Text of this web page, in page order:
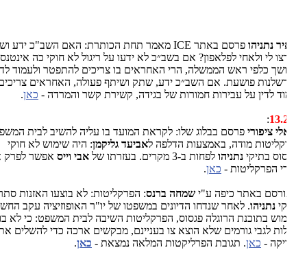
נתניהופרסם באתרICE מאמר תחת הכותרת: האם השב"כ ידע ושתק
לי ולאחי לפלאפון? אם בשב״כ לא ידעו על ריגול לא חוקי כה אינטנסיבי
כלפי ראש הממשלה, הרי האחראים בו צריכים להתפטר ולעמוד לדין
פושעת. אם השב״כ ידע, שתק ושיתף פעולה, האחראים צריכים
לדין על עבירות חמורות של בגידה, קשירת קשר והמרדה -כאן.
:
ציפוריפרסם בבלוג שלו: לקראת המועד בו עליה להשיב לבית המשפט,
מודה, באמצעות הדלפה לאביעד גליקמן: היה שימוש לא חוקי
בתיקינתניהולפחות ב-3 מקרים. בעזרתו של אבי וייסאפשר לפרק את
הפרקליטות -כאן.
באתר כיפה ע"ישמחה ברנס : הפרקליטות: לא בוצעו האזנות סתר
נתניהו. לאחר שנדחו הדיונים במשפטו של יו"ר האופוזיציה עקב החשד
בתוכנת הרוגלה פגסוס, הפרקליטות השיבה לבית המשפט: כי לא בוצעו
לגבי גורמים שלא הוצא צו בעניינם, מבקשים ארכה כדי להשלים את
-כאן. תגובת הפרליקטות המלאה נמצאת -כאן.